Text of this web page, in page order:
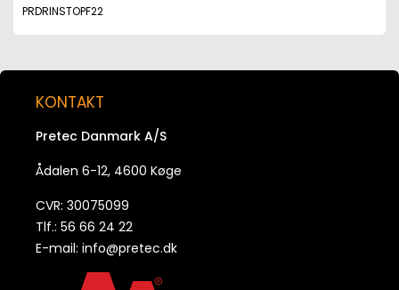
PRDRINSTOPF22
KONTAKT
Pretec Danmark A/S
Ådalen 6-12, 4600 Køge
CVR: 30075099
Tlf.: 56 66 24 22
E-mail: info@pretec.dk